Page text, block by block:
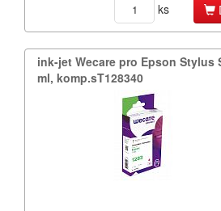
ks
ink-​jet Wecare pro Epson Stylus
ml,​ komp.​sT128340